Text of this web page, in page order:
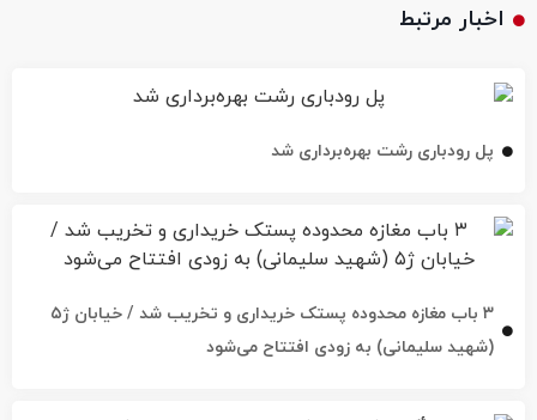
اخبار مرتبط
پل رودباری رشت بهره‌برداری شد
۳ باب مغازه محدوده پستک خریداری و تخریب شد / خیابان ژ۵
(شهید سلیمانی) به زودی افتتاح می‌شود